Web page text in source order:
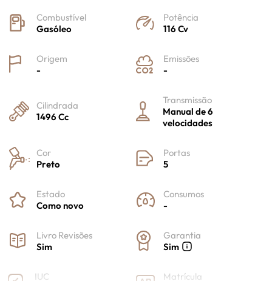
Combustível
Gasóleo
Potência
116 Cv
Origem
-
Emissões
-
Cilindrada
1496 Cc
Transmissão
Manual de 6
velocidades
Cor
Preto
Portas
5
Estado
Como novo
Consumos
-
Livro Revisões
Sim
Garantia
Sim
IUC
Matrícula